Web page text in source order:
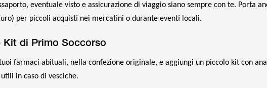
eventuale visto e assicurazione di viaggio siano sempre con te. Porta
per piccoli acquisti nei mercatini o durante eventi locali.
Kit di Primo Soccorso
farmaci abituali, nella confezione originale, e aggiungi un piccolo kit con
in caso di vesciche.